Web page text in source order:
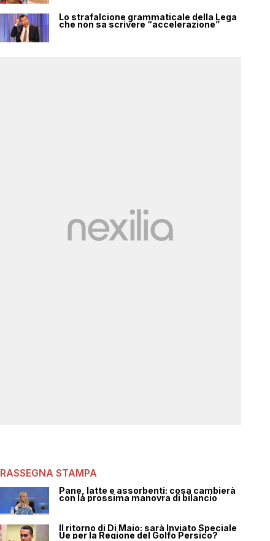
Lo strafalcione grammaticale della Lega
che non sa scrivere “accelerazione”
RASSEGNA STAMPA
Pane, latte e assorbenti: cosa cambierà
con la prossima manovra di bilancio
Il ritorno di Di Maio: sarà Inviato Speciale
Ue per la Regione del Golfo Persico?